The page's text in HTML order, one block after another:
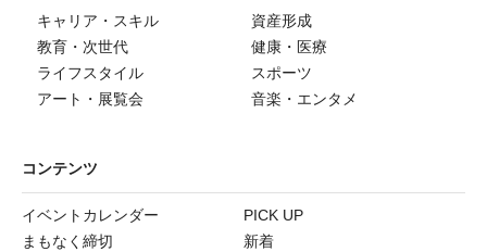
キャリア・スキル
資産形成
教育・次世代
健康・医療
ライフスタイル
スポーツ
アート・展覧会
音楽・エンタメ
コンテンツ
イベントカレンダー
PICK UP
まもなく締切
新着